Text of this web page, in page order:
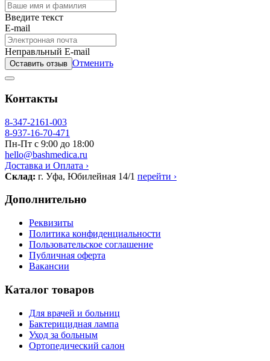
Введите текст
E-mail
Неправльный E-mail
Оставить отзыв Отменить
Контакты
8-347-2161-003
8-937-16-70-471
Пн-Пт с 9:00 до 18:00
hello@bashmedica.ru
Доставка и Оплата ›
Склад: г. Уфа, Юбилейная 14/1 перейти ›
Дополнительно
Реквизиты
Политика конфиденциальности
Пользовательское соглашение
Публичная оферта
Вакансии
Каталог товаров
Для врачей и больниц
Бактерицидная лампа
Уход за больным
Ортопедический салон